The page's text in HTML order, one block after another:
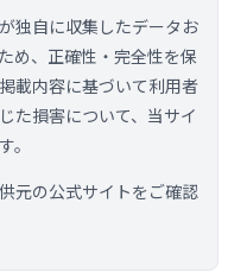
独自に収集したデータお
め、正確性・完全性を保
載内容に基づいて利用者
た損害について、当サイ
。
元の公式サイトをご確認